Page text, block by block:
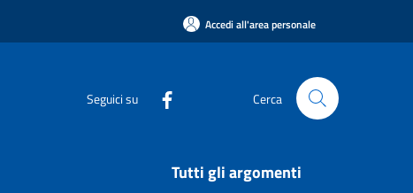
Accedi all'area personale
Seguici su Cerca
Tutti gli argomenti